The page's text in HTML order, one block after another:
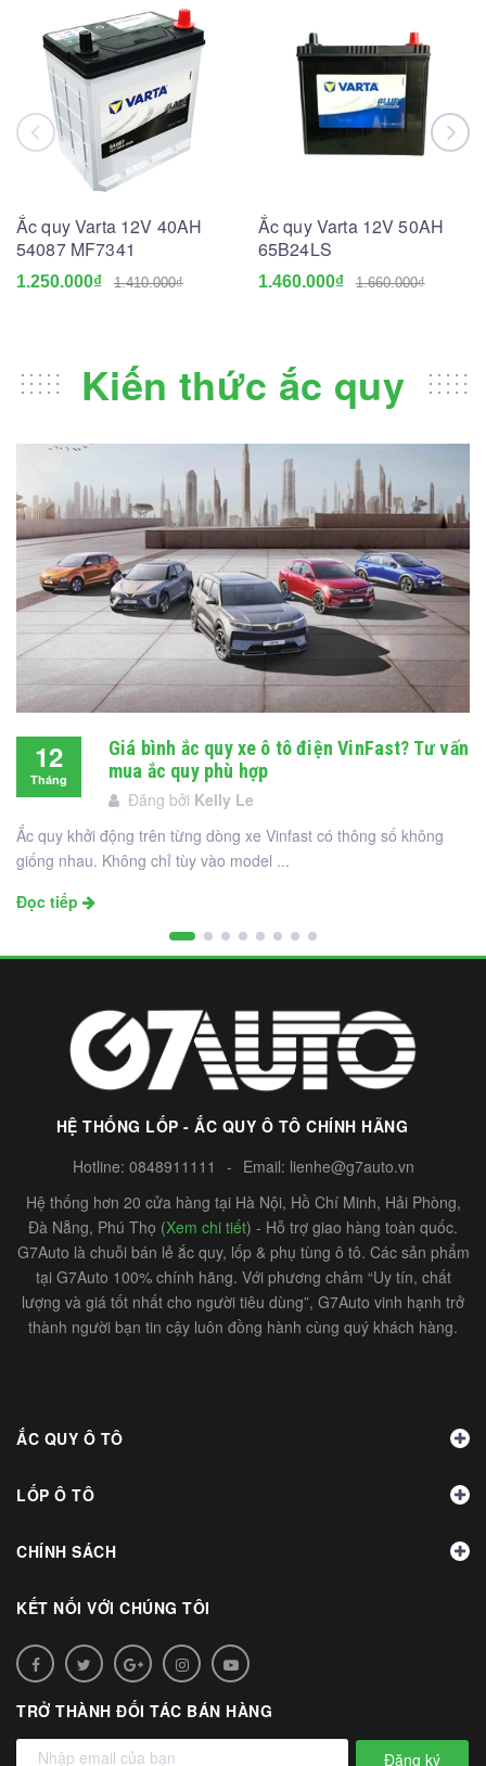
Ắc quy Varta 12V 40AH
54087 MF7341
1.250.000₫ 1.410.000₫
Ắc quy Varta 12V 50AH
65B24LS
1.460.000₫ 1.660.000₫
Kiến thức ắc quy
12
Tháng
Giá bình ắc quy xe ô tô điện VinFast? Tư vấn
mua ắc quy phù hợp
Đăng bởi Kelly Le
Ắc quy khởi động trên từng dòng xe Vinfast có thông số không
giống nhau. Không chỉ tùy vào model ...
Đọc tiếp
HỆ THỐNG LỐP - ẮC QUY Ô TÔ CHÍNH HÃNG
Hotline: 0848911111 - Email: lienhe@g7auto.vn
Hệ thống hơn 20 cửa hàng tại Hà Nội, Hồ Chí Minh, Hải Phòng,
Đà Nẵng, Phú Thọ (Xem chi tiết) - Hỗ trợ giao hàng toàn quốc.
G7Auto là chuỗi bán lẻ ắc quy, lốp & phụ tùng ô tô. Các sản phẩm
tại G7Auto 100% chính hãng. Với phương châm “Uy tín, chất
lượng và giá tốt nhất cho người tiêu dùng”, G7Auto vinh hạnh trở
thành người bạn tin cậy luôn đồng hành cùng quý khách hàng.
ẮC QUY Ô TÔ
LỐP Ô TÔ
CHÍNH SÁCH
KẾT NỐI VỚI CHÚNG TÔI
TRỞ THÀNH ĐỐI TÁC BÁN HÀNG
Đăng ký